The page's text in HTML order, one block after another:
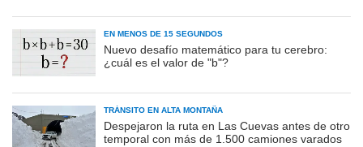
EN MENOS DE 15 SEGUNDOS
Nuevo desafío matemático para tu cerebro:
¿cuál es el valor de "b"?
TRÁNSITO EN ALTA MONTAÑA
Despejaron la ruta en Las Cuevas antes de otro
temporal con más de 1.500 camiones varados